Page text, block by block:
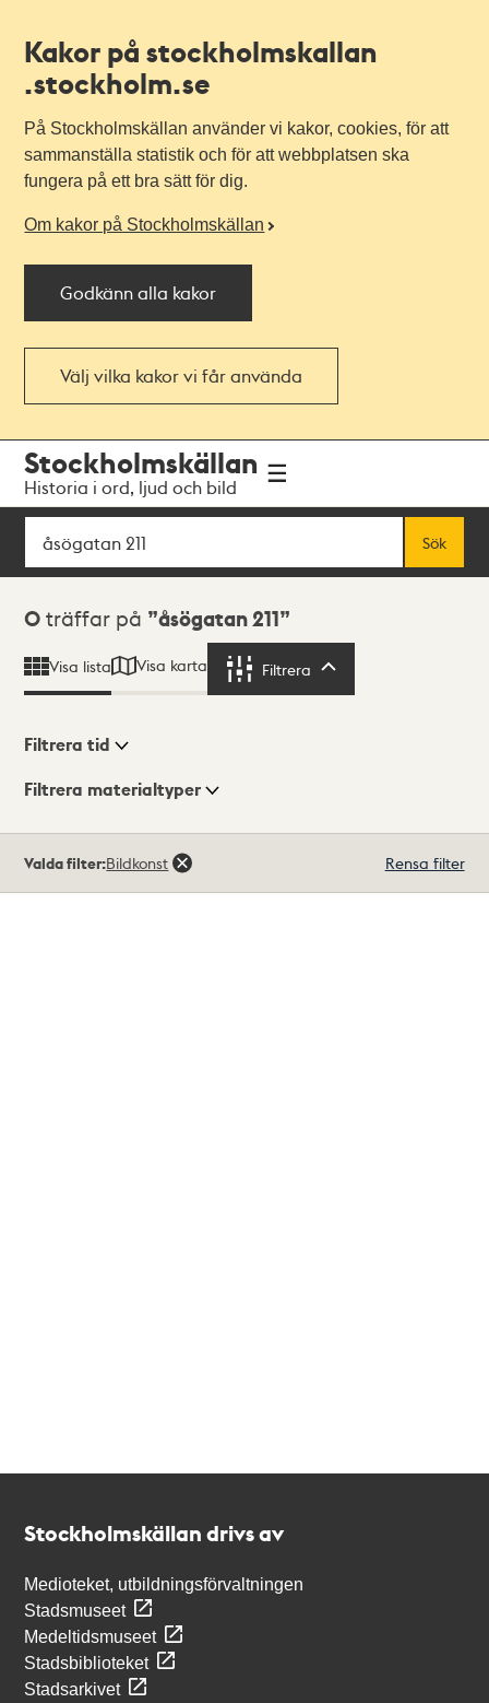
Kakor på stockholmskallan
.stockholm.se
På Stockholmskällan använder vi kakor, cookies, för att
sammanställa statistik och för att webbplatsen ska
fungera på ett bra sätt för dig.
Om kakor på Stockholmskällan
Godkänn alla kakor
Välj vilka kakor vi får använda
navigationen
huvudinnehållet
Stockholmskällan
Historia i ord, ljud och bild
Sök
Sök
Sökresultat
0 träffar på åsögatan 211
Visa lista Visa karta Filtrera
Visningsläge
Filtrera tid
Filtrera materialtyper
träffar
Valda filter:Bildkonst Rensa filter
Stockholmskällan drivs av
Medioteket, utbildningsförvaltningen
Stadsmuseet
Medeltidsmuseet
Stadsbiblioteket
Stadsarkivet